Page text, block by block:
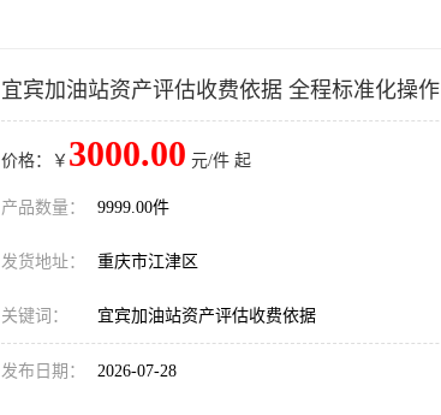
宜宾加油站资产评估收费依据 全程标准化操作
价格：￥ 3000.00 元/件 起
产品数量： 9999.00件
发货地址： 重庆市江津区
关键词： 宜宾加油站资产评估收费依据
发布日期： 2026-07-28